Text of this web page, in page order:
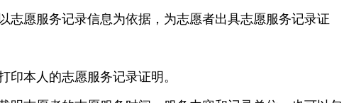
志愿服务记录信息为依据，为志愿者出具志愿服务记录证
印本人的志愿服务记录证明。